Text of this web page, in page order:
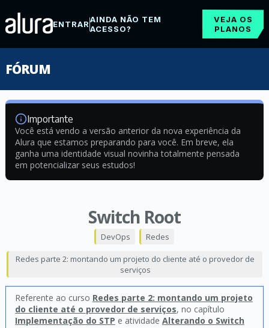
ENTRARAINDA NÃO TEM
ACESSO?
VEJA OS
PLANOS
FÓRUM
Importante
Você está vendo a versão anterior da nova experiência da
Alura que estamos preparando para você. Em breve, ela
ganha uma identidade visual novinha totalmente pensada
em potencializar seus estudos!
Switch Root
DevOps Redes
Redes parte 2: montando um projeto do cliente até o provedor de
serviços
Referente ao curso Redes parte 2: montando um projeto
do cliente até o provedor de serviços, no capítulo
Implementação do STP e atividade Alterando o Switch